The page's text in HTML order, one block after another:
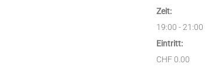
Zeit:
19:00 - 21:00
Eintritt:
CHF 0.00